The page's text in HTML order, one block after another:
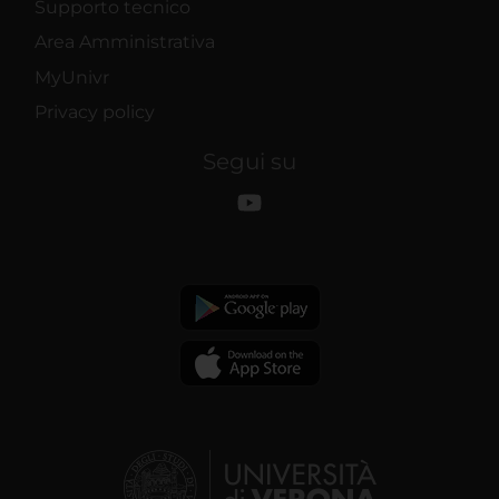
Supporto tecnico
Area Amministrativa
MyUnivr
Privacy policy
Segui su